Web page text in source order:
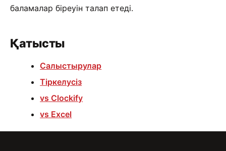
баламалар біреуін талап етеді.
Қатысты
Салыстырулар
Тіркелусіз
vs Clockify
vs Excel